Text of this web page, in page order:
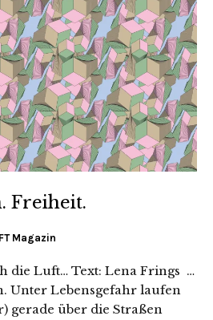
Freiheit.
Magazin
die Luft… Text: Lena Frings …
Unter Lebensgefahr laufen
gerade über die Straßen